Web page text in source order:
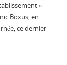
«
Boxus, en
ce dernier